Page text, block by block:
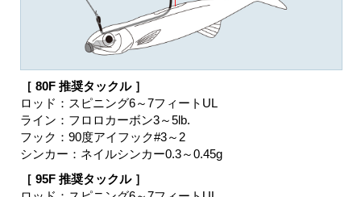
［ 80F 推奨タックル ］
ロッド：スピニング6～7フィートUL
ライン：フロロカーボン3～5lb.
フック：90度アイフック#3～2
シンカー：ネイルシンカー0.3～0.45g
［ 95F 推奨タックル ］